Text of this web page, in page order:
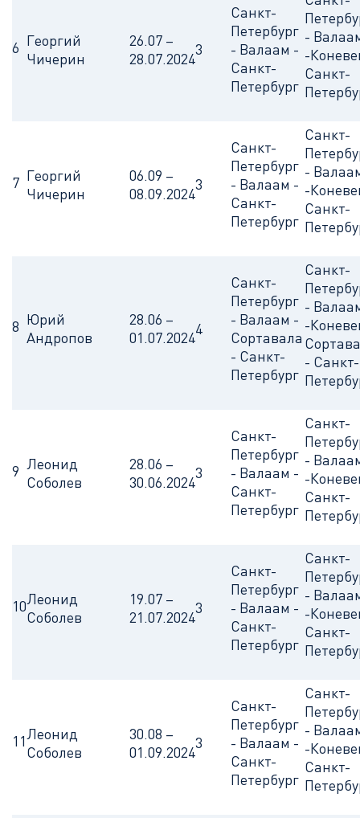
6 Георгий
Чичерин
26.07 –
28.07.2024
3
Санкт-
Петербург
- Валаам -
Санкт-
Петербург
-
-
Санкт-
7 Георгий
Чичерин
06.09 –
08.09.2024
3
Санкт-
Петербург
- Валаам -
Санкт-
Петербург
Санкт-
-
-
Санкт-
8 Юрий
Андропов
28.06 –
01.07.20244
Санкт-
Петербург
- Валаам -
Сортавала
- Санкт-
Петербург
Санкт-
-
-
- Санкт-
9 Леонид
Соболев
28.06 –
30.06.2024
3
Санкт-
Петербург
- Валаам -
Санкт-
Петербург
Санкт-
-
-
Санкт-
10Леонид
Соболев
19.07 –
21.07.2024
3
Санкт-
Петербург
- Валаам -
Санкт-
Петербург
Санкт-
-
-
Санкт-
11Леонид
Соболев
30.08 –
01.09.2024
3
Санкт-
Петербург
- Валаам -
Санкт-
Петербург
Санкт-
-
-
Санкт-